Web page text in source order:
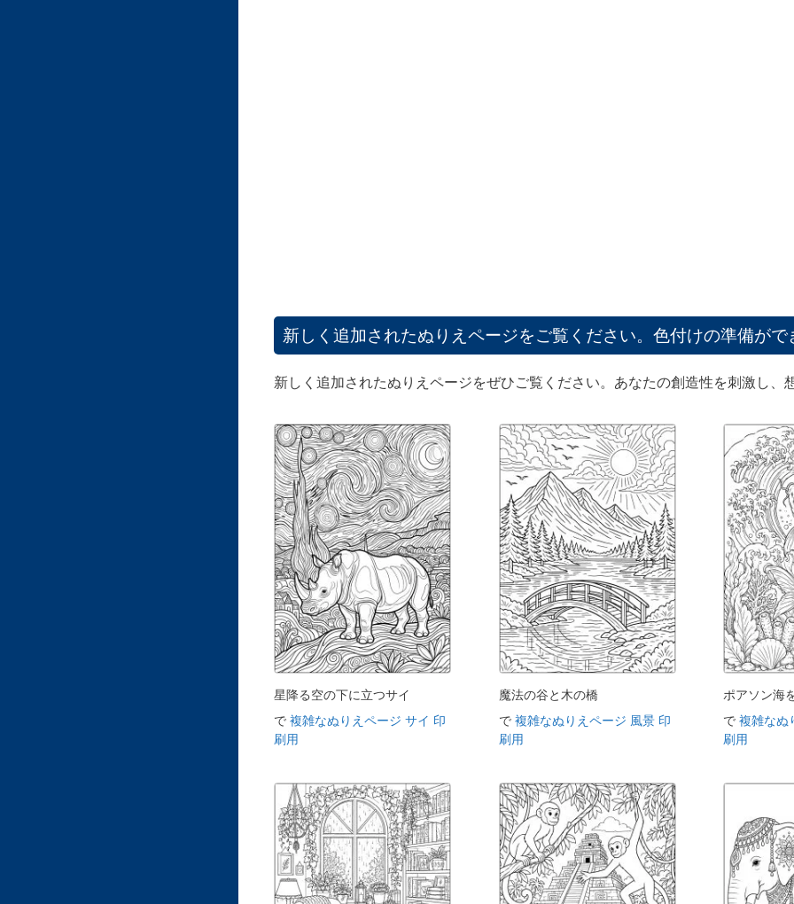
新しく追加されたぬりえページをご覧ください。色付けの準備がで
新しく追加されたぬりえページをぜひご覧ください。あなたの創造性を刺激し、
星降る空の下に立つサイ
で 複雑なぬりえページ サイ 印
刷用
魔法の谷と木の橋
で 複雑なぬりえページ 風景 印
刷用
ポアソン海
で複雑なぬ
刷用